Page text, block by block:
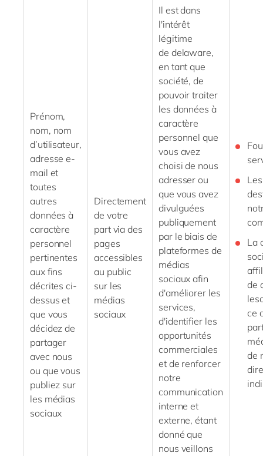
Prénom,
nom, nom
d’utilisateur,
adressee-
mail et
toutes
autres
données à
caractère
personnel
pertinentes
aux fins
décrites ci-
dessus et
que vous
décidez de
partager
avec nous
ou que vous
publiez sur
les médias
sociaux
Directement
de votre
part via des
pages
accessibles
au public
sur les
médias
sociaux
Il est dans
l'intérêt
légitime
de delaware,
en tant que
société, de
pouvoir traiter
les données à
caractère
personnel que
vous avez
choisi de nous
adresser ou
que vous avez
divulguées
publiquement
par le biais de
plateformes de
médias
sociaux afin
d'améliorer les
services,
d'identifier les
opportunités
commerciales
et de renforcer
notre
communication
interne et
externe, étant
donné que
nous veillons
Les
La
de
ce
de